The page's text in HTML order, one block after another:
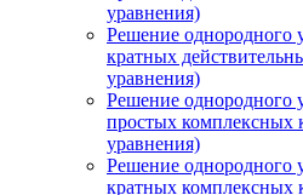
уравнения)
Решение однородного
кратных
уравнения)
Решение однородного
простых комплексных
уравнения)
Решение однородного
кратных комплексных